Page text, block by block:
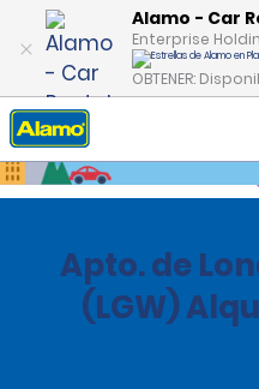
Alamo - Car
Enterprise
OBTENER:
Inicio Oficinas
Apto. de
(LGW)